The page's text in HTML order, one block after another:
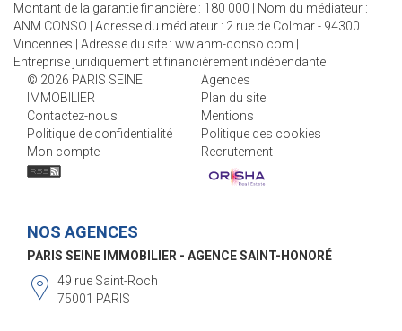
Montant de la garantie financière : 180 000 | Nom du médiateur :
ANM CONSO | Adresse du médiateur : 2 rue de Colmar - 94300
Vincennes | Adresse du site : ww.anm-conso.com
Entreprise juridiquement et financièrement indépendante
© 2026 PARIS SEINE
IMMOBILIER
Agences
Plan du site
Contactez-nous
Mentions
Politique de confidentialité
Politique des cookies
Mon compte
Recrutement
NOS AGENCES
PARIS SEINE IMMOBILIER - AGENCE SAINT-HONORÉ
49 rue Saint-Roch
75001 PARIS